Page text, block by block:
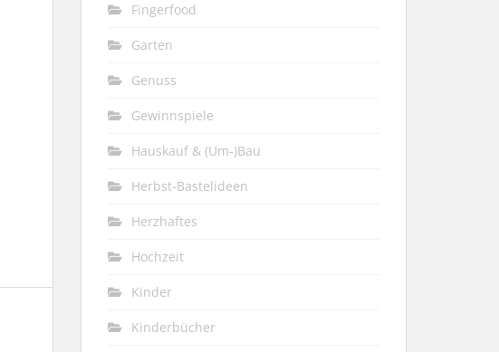
Fingerfood
Garten
Genuss
Gewinnspiele
Hauskauf & (Um-)Bau
Herbst-Bastelideen
Herzhaftes
Hochzeit
Kinder
Kinderbücher